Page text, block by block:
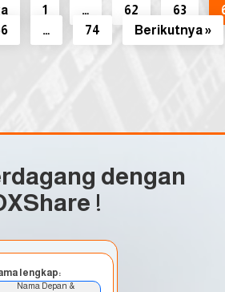
1 … 62 63
… 74 Berikutnya »
dengan
!
lengkap:
Nama Depan &